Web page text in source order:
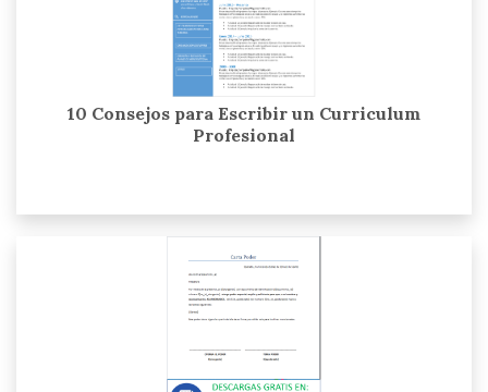
10 Consejos para Escribir un Curriculum
Profesional